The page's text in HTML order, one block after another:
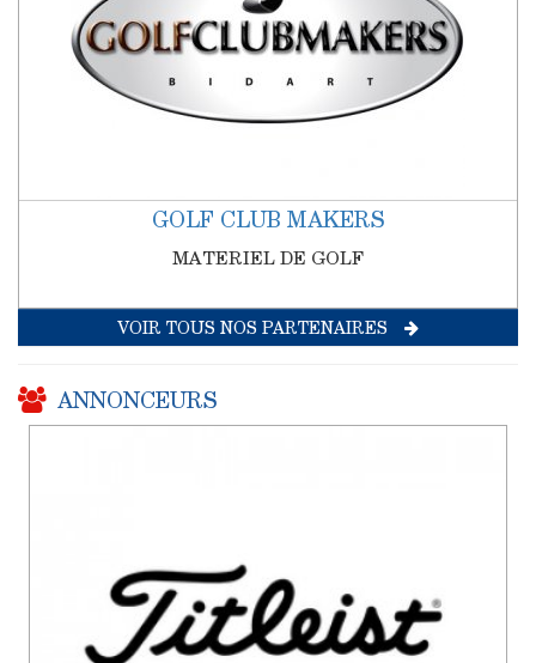
GOLF CLUB MAKERS
MATERIEL DE GOLF
VOIR TOUS NOS PARTENAIRES
ANNONCEURS